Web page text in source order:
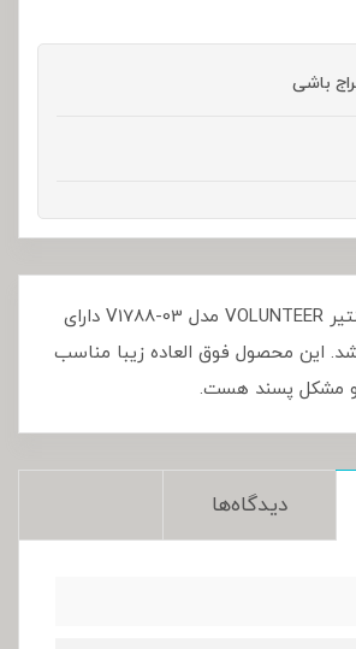
باشی
کیف رودوشی والنتیر VOLUNTEER مدل V1788-03 دارای
این محصول فوق العاده زیبا مناسب
مشکل پسند هست.
دیدگاه‌ها